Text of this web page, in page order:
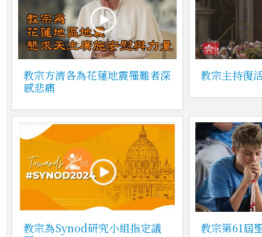
教宗方濟各為花蓮地震罹難者深
感悲痛
教宗主持復
教宗為Synod研究小組指定議
教宗第61屆